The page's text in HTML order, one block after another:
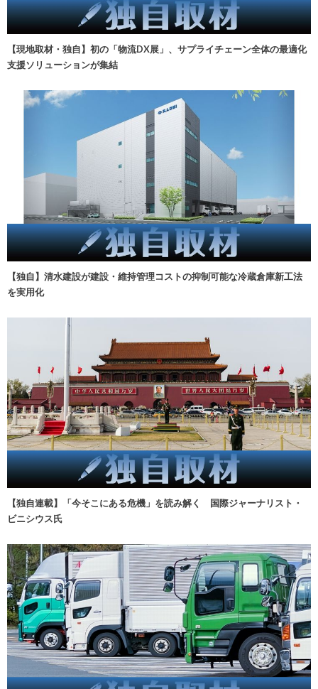
【現地取材・独自】初の「物流DX展」、サプライチェーン全体の最適化
支援ソリューションが集結
【独自】清水建設が建設・維持管理コストの抑制可能な冷蔵倉庫新工法
を実用化
【独自連載】「今そこにある危機」を読み解く 国際ジャーナリスト・
ビニシウス氏